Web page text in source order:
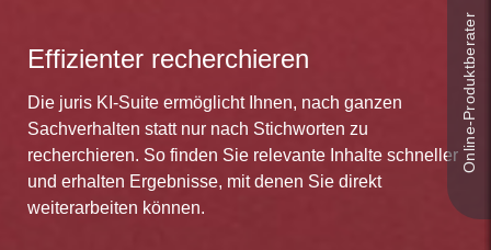
Effizienter recherchieren
Die juris KI-Suite ermöglicht Ihnen, nach ganzen
Sachverhalten statt nur nach Stichworten zu
recherchieren. So finden Sie relevante Inhalte schneller
und erhalten Ergebnisse, mit denen Sie direkt
weiterarbeiten können.
Online-Produkt­berater